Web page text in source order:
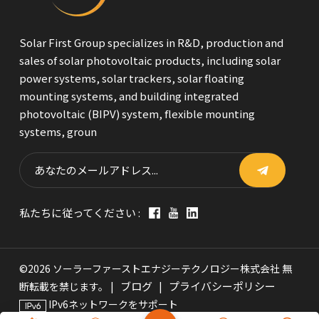
Solar First Group specializes in R&D, production and
sales of solar photovoltaic products, including solar
power systems, solar trackers, solar floating
mounting systems, and building integrated
photovoltaic (BIPV) system, flexible mounting
systems, groun
私たちに従ってください :
©2026 ソーラーファーストエナジーテクノロジー株式会社 無
断転載を禁じます。 |
ブログ プライバシーポリシー
IPv6ネットワークをサポート